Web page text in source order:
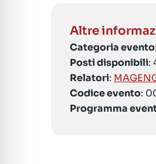
Altre
Categoria evento
Posti disponibili:
Relatori:
Codice evento:
Programma